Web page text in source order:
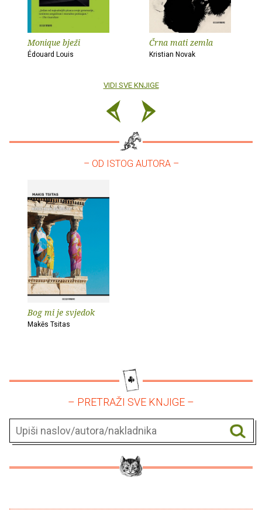
Monique bježi
Édouard Louis
Črna mati zemla
Kristian Novak
VIDI SVE KNJIGE
– OD ISTOG AUTORA –
Bog mi je svjedok
Makēs Tsitas
– PRETRAŽI SVE KNJIGE –